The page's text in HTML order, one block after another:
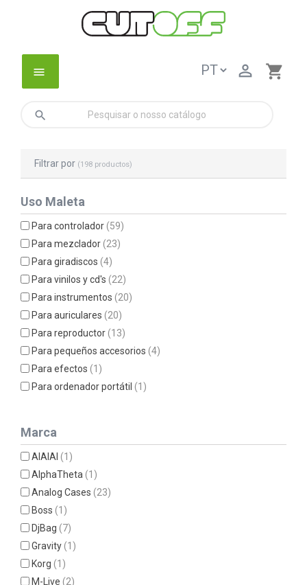
menu shopping_cart

search
Filtrar por (198 productos)
Uso Maleta
Para controlador(59)
Para mezclador(23)
Para giradiscos(4)
Para vinilos y cd's(22)
Para instrumentos(20)
Para auriculares(20)
Para reproductor(13)
Para pequeños accesorios(4)
Para efectos(1)
Para ordenador portátil(1)
Marca
AIAIAI(1)
AlphaTheta(1)
Analog Cases(23)
Boss(1)
DjBag(7)
Gravity(1)
Korg(1)
M-Live(2)